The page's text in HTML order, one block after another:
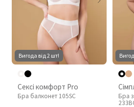
Вигода від 2 шт!
Сексі комфорт Pro
Бра балконет 105SC
Бра